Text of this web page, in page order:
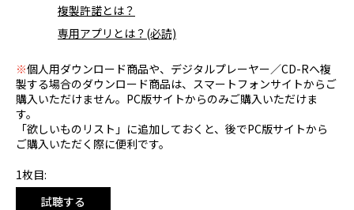
複製許諾とは？
専用アプリとは？(必読)
※個人用ダウンロード商品や、デジタルプレーヤー／CD-Rへ複
製する場合のダウンロード商品は、スマートフォンサイトからご
購入いただけません。PC版サイトからのみご購入いただけま
す。
「欲しいものリスト」に追加しておくと、後でPC版サイトから
ご購入いただく際に便利です。
1枚目:
試聴する